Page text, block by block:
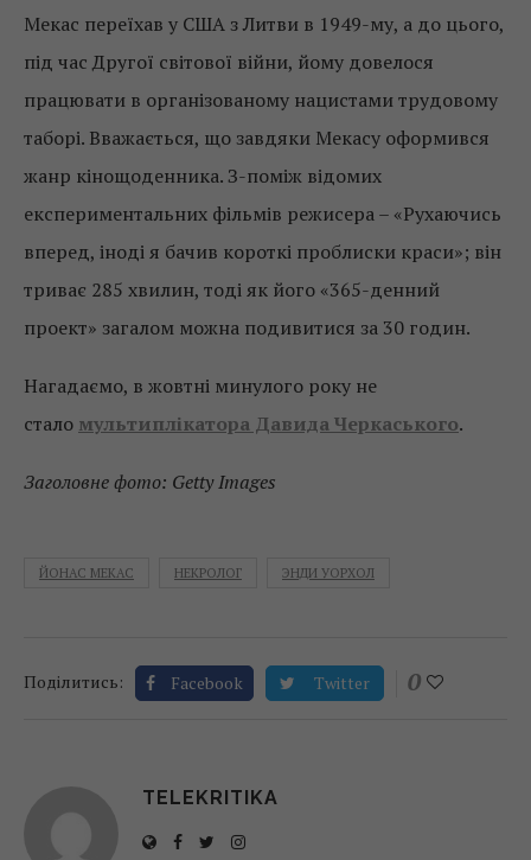
Мекас переїхав у США з Литви в 1949-му, а до цього,
під час Другої світової війни, йому довелося
працювати в організованому нацистами трудовому
таборі. Вважається, що завдяки Мекасу оформився
жанр кінощоденника. З-поміж відомих
експериментальних фільмів режисера – «Рухаючись
вперед, іноді я бачив короткі проблиски краси»; він
триває 285 хвилин, тоді як його «365-денний
проект» загалом можна подивитися за 30 годин.
Нагадаємо, в жовтні минулого року не
стало мультиплікатора Давида Черкаського.
Заголовне фото: Getty Images
ЙОНАС МЕКАС НЕКРОЛОГ ЭНДИ УОРХОЛ
Поділитись: Facebook Twitter 0
TELEKRITIKA